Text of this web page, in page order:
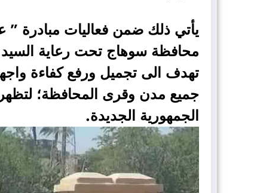
يأتي ذلك ضمن فعاليات مبادرة ”
محافظة سوهاج تحت رعاية
تهدف الى تجميل ورفع كفاءة
جميع مدن وقرى المحافظة؛
الجمهورية الجديدة.